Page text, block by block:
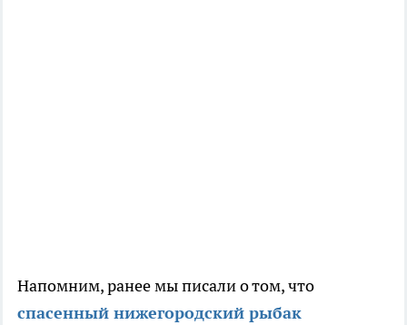
Напомним, ранее мы писали о том, что
спасенный нижегородский рыбак